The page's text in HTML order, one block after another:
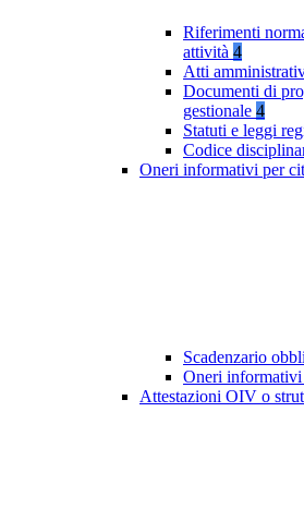
Riferimenti
attività 4
Atti
Documenti di
gestionale 4
Statuti e leggi
Codice
Oneri informativi per
Scadenzario
Oneri informativi
Attestazioni OIV o